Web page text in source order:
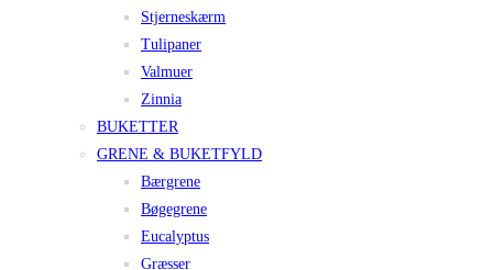
Stjerneskærm
Tulipaner
Valmuer
Zinnia
BUKETTER
GRENE & BUKETFYLD
Bærgrene
Bøgegrene
Eucalyptus
Græsser